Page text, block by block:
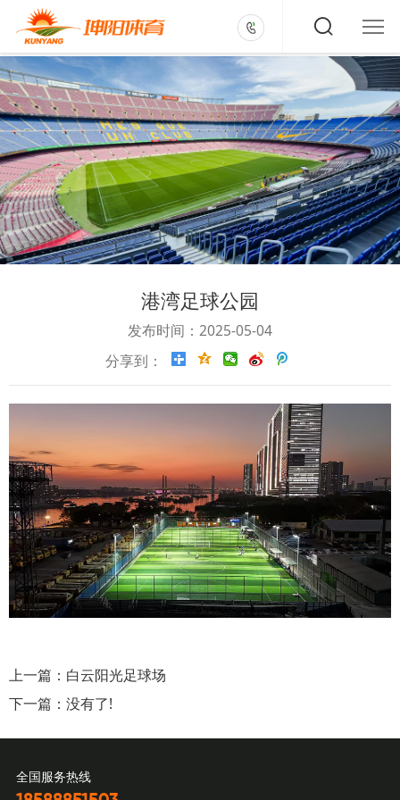
港湾足球公园
发布时间：2025-05-04
分享到：
上一篇： 白云阳光足球场
下一篇：没有了!
全国服务热线